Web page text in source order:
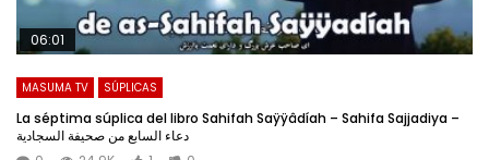
06:01
MASUMA TV SÚPLICAS
La séptima súplica del libro Sahifah Saÿÿâdíah – Sahifa Sajjadiya –
دعاء السابع من صحیفة السجادیة